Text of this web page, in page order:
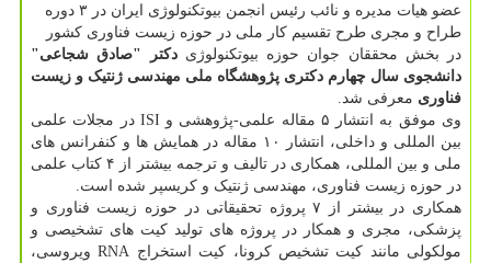
عضو هیات مدیره و نائب رئیس انجمن بیوتکنولوژی ایران در ۳ دوره
طراح و مجری طرح تقسیم کار ملی در حوزه زیست فناوری کشور
در بخش محققان جوان حوزه بیوتکنولوژی دکتر "صادق شجاعی"
دانشجوی سال چهارم دکتری پژوهشگاه ملی مهندسی ژنتیک و زیست
فناوری معرفی شد.
وی موفق به انتشار ۵ مقاله علمی-پژوهشی و ISI در مجلات علمی
بین المللی و داخلی، انتشار ۱۰ مقاله در همایش ها و کنفرانس های
ملی و بین المللی، همکاری در تالیف و ترجمه بیشتر از ۴ کتاب علمی
در حوزه زیست فناوری، مهندسی ژنتیک و کریسپر شده است.
همکاری در بیشتر از ۷ پروژه تحقیقاتی در حوزه زیست فناوری و
پزشکی، مجری و همکار در پروژه های تولید کیت های تشخیصی و
مولکولی مانند کیت تشخیص کرونا، کیت استخراج RNA ویروسی،